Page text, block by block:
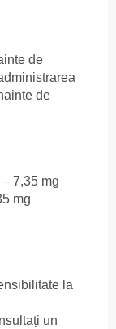
de
de
7,35 mg
mg
la
un